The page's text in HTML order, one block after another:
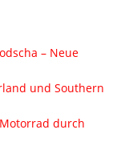
– Neue
und Southern
durch